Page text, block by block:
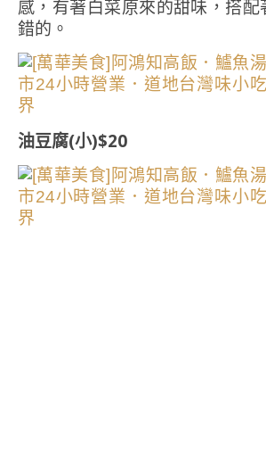
感，有著白菜原來的甜味，搭
錯的。
油豆腐(小)$20